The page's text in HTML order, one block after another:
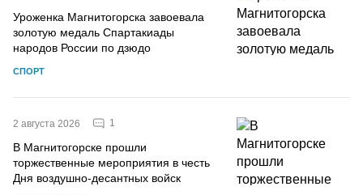
Уроженка Магнитогорска завоевала
золотую медаль Спартакиады
народов России по дзюдо
СПОРТ
2 августа 2026 1
В Магнитогорске прошли
торжественные мероприятия в честь
Дня воздушно-десантных войск